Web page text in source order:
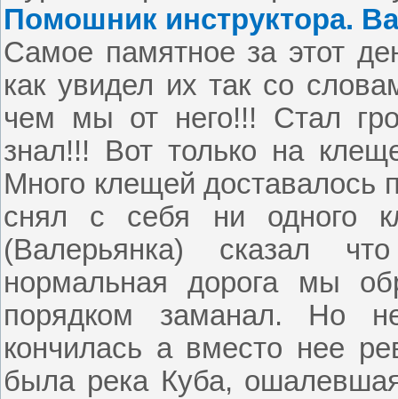
Помошник инструктора.
Самое памятное за этот
как увидел их так со
чем мы от него!!! Стал
знал!!! Вот только на
Много клещей
снял с себя ни одного
(Валерьянка) сказал
нормальная дорога мы
порядком заманал. Но
кончилась а вместо нее
была река Куба,